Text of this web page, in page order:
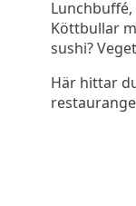
Köttbullar
sushi?
Här hittar